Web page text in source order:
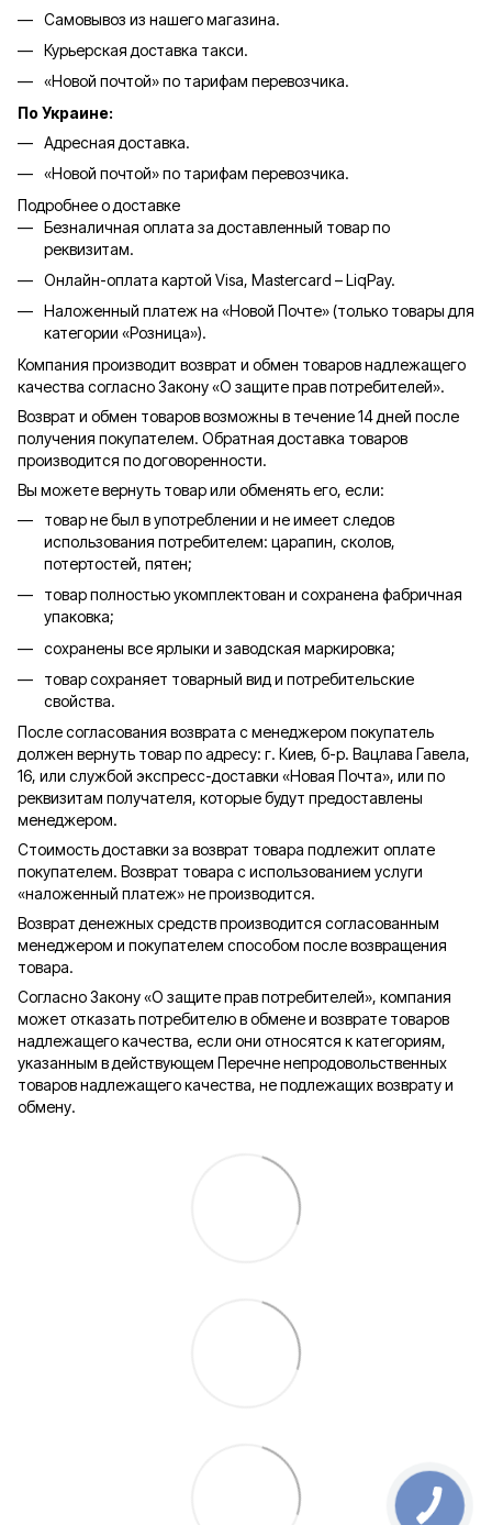
Самовывоз из нашего магазина.
Курьерская доставка такси.
«Новой почтой» по тарифам перевозчика.
По Украине:
Адресная доставка.
«Новой почтой» по тарифам перевозчика.
Подробнее о доставке
Безналичная оплата за доставленный товар по
реквизитам.
Онлайн-оплата картой Visa, Mastercard – LiqPay.
Наложенный платеж на «Новой Почте» (только товары для
категории «Розница»).
Компания производит возврат и обмен товаров надлежащего
качества согласно Закону «О защите прав потребителей».
Возврат и обмен товаров возможны в течение 14 дней после
получения покупателем. Обратная доставка товаров
производится по договоренности.
Вы можете вернуть товар или обменять его, если:
товар не был в употреблении и не имеет следов
использования потребителем: царапин, сколов,
потертостей, пятен;
товар полностью укомплектован и сохранена фабричная
упаковка;
сохранены все ярлыки и заводская маркировка;
товар сохраняет товарный вид и потребительские
свойства.
После согласования возврата с менеджером покупатель
должен вернуть товар по адресу: г. Киев, б-р. Вацлава Гавела,
16, или службой экспресс-доставки «Новая Почта», или по
реквизитам получателя, которые будут предоставлены
менеджером.
Стоимость доставки за возврат товара подлежит оплате
покупателем. Возврат товара с использованием услуги
«наложенный платеж» не производится.
Возврат денежных средств производится согласованным
менеджером и покупателем способом после возвращения
товара.
Согласно Закону «О защите прав потребителей», компания
может отказать потребителю в обмене и возврате товаров
надлежащего качества, если они относятся к категориям,
указанным в действующем Перечне непродовольственных
товаров надлежащего качества, не подлежащих возврату и
обмену.